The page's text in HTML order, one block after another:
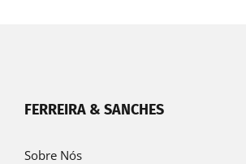
FERREIRA & SANCHES
Sobre Nós